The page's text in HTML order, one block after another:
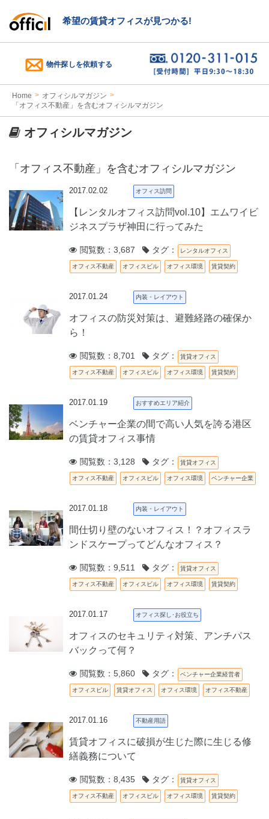
希望の賃貸オフィスが見つかる!
物件探しを依頼する
Home
オフィシルマガジン
「オフィス不動産」を含むオフィシルマガジン
オフィシルマガジン
「オフィス不動産」を含むオフィシルマガジン
2017.02.02 オフィス訪問
【レンタルオフィス訪問vol.10】エムワイビ
ジネスプラザ神田に行ってみた
閲覧数：3,687 タグ： レンタルオフィス
オフィス不動産 オフィスビル オフィス環境 賃貸契約
2017.01.24 内装・レイアウト
オフィスの防災対策は、避難経路の確保か
ら！
閲覧数：8,701 タグ： 賃貸オフィス
オフィス不動産 オフィスビル オフィス環境 賃貸契約
2017.01.19 おすすめエリア紹介
ベンチャー企業の間で高い人気を誇る港区
の賃貸オフィス事情
閲覧数：3,128 タグ： 賃貸オフィス
オフィス不動産 オフィスビル オフィス環境 ベンチャー企業
2017.01.18 内装・レイアウト
間仕切り壁のないオフィス！？オフィスラ
ンドスケープってどんなオフィス？
閲覧数：9,511 タグ： 賃貸オフィス
オフィス不動産 オフィスビル オフィス環境 賃貸契約
2017.01.17 オフィス探し･お役立ち
オフィスのセキュリティ対策、アンチパス
バックって何？
閲覧数：5,860 タグ： ベンチャー企業経営者
オフィスビル 賃貸オフィス オフィス環境 オフィス不動産
2017.01.16 不動産用語
賃貸オフィスに破損が生じた際に生じる修
繕義務について
閲覧数：8,435 タグ： 賃貸オフィス
オフィス不動産 オフィスビル オフィス環境 賃貸契約